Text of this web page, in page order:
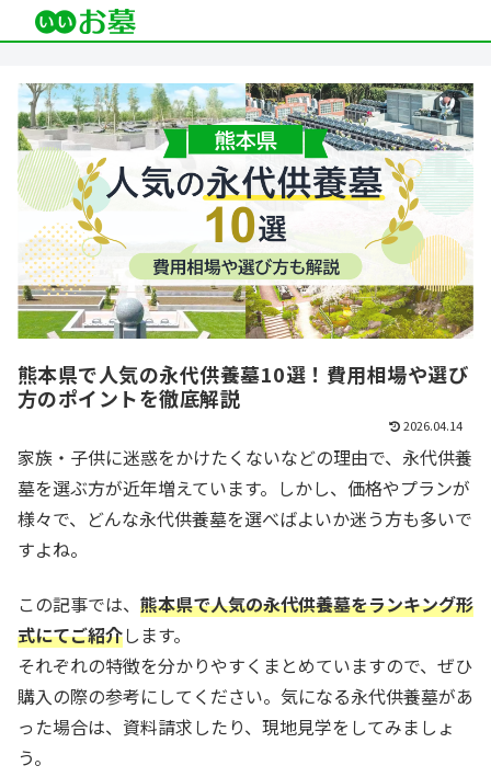
熊本県で人気の永代供養墓10選！費用相場や選び
方のポイントを徹底解説
2026.04.14
家族・子供に迷惑をかけたくないなどの理由で、永代供養
墓を選ぶ方が近年増えています。しかし、価格やプランが
様々で、どんな永代供養墓を選べばよいか迷う方も多いで
すよね。
この記事では、 熊本県で人気の永代供養墓をランキング形
式にてご紹介します。
それぞれの特徴を分かりやすくまとめていますので、ぜひ
購入の際の参考にしてください。気になる永代供養墓があ
った場合は、資料請求したり、現地見学をしてみましょ
う。